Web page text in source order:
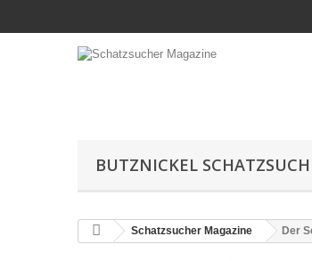
BUTZNICKEL
Schatzsucher Magazine Der